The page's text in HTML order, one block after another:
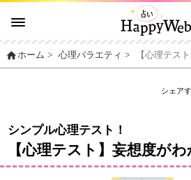
homeホーム > 心理バラエティ > 【心理テス
シェア
シンプル心理テスト！
【心理テスト】妄想度がわ